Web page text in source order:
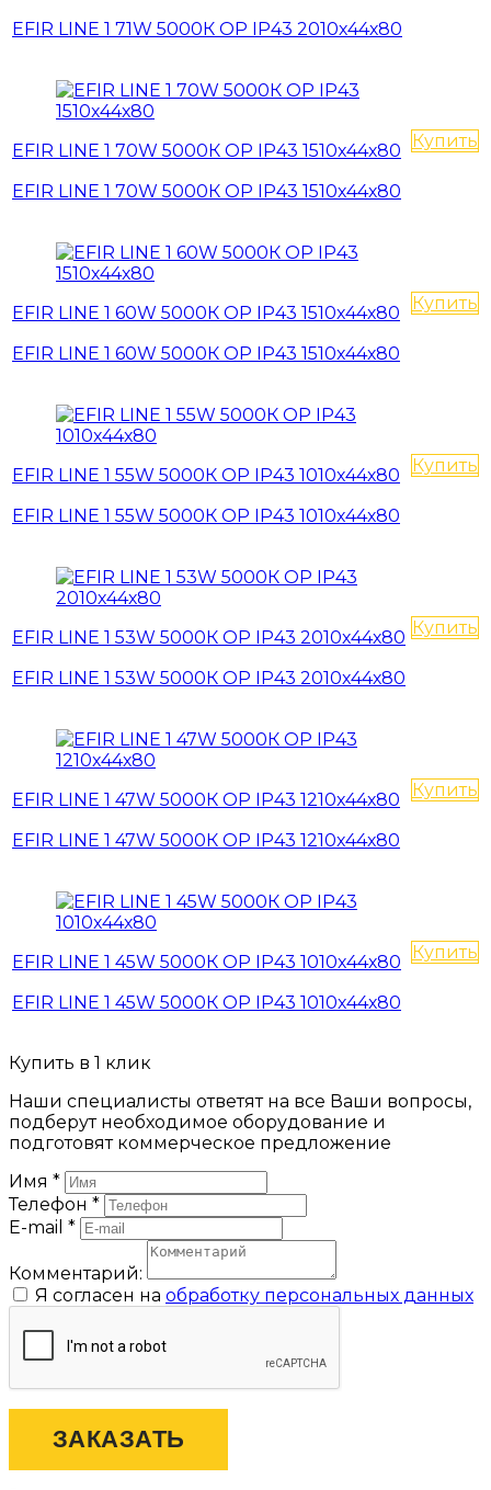
EFIR LINE 1 71W 5000К OP IP43 2010х44х80
EFIR LINE 1 70W 5000К OP IP43 1510х44х80
EFIR LINE 1 70W 5000К OP IP43 1510х44х80
Купить
EFIR LINE 1 60W 5000К OP IP43 1510х44х80
EFIR LINE 1 60W 5000К OP IP43 1510х44х80
Купить
EFIR LINE 1 55W 5000К OP IP43 1010х44х80
EFIR LINE 1 55W 5000К OP IP43 1010х44х80
Купить
EFIR LINE 1 53W 5000К OP IP43 2010х44х80
EFIR LINE 1 53W 5000К OP IP43 2010х44х80
Купить
EFIR LINE 1 47W 5000К OP IP43 1210х44х80
EFIR LINE 1 47W 5000К OP IP43 1210х44х80
Купить
EFIR LINE 1 45W 5000К OP IP43 1010х44х80
EFIR LINE 1 45W 5000К OP IP43 1010х44х80
Купить
Купить в 1 клик
Наши специалисты ответят на все Ваши вопросы,
подберут необходимое оборудование и
подготовят коммерческое предложение
Имя *
Телефон *
E-mail *
Комментарий:
Я согласен на обработку персональных данных
ЗАКАЗАТЬ